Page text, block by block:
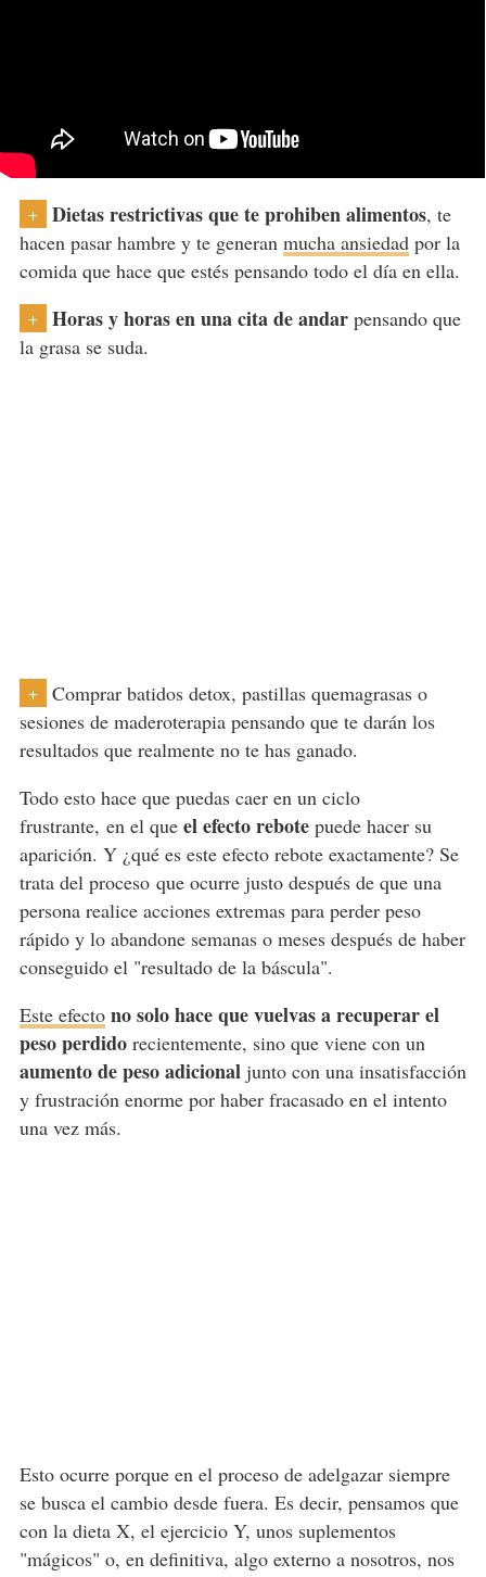
+ Dietas restrictivas que te prohiben alimentos, te
hacen pasar hambre y te generan mucha ansiedadpor la
comida que hace que estés pensando todo el día en ella.
+ Horas y horas en una cita de andarpensando que
la grasa se suda.
+
Comprar batidos detox, pastillas quemagrasas o
sesiones de maderoterapia pensando que te darán los
resultados que realmente no te has ganado.
Todo esto hace que puedas caer en un ciclo
frustrante, en el que el efecto rebotepuede hacer su
aparición. Y ¿qué es este efecto rebote exactamente? Se
trata del proceso que ocurre justo después de que una
persona realice acciones extremas para perder peso
rápido y lo abandone semanas o meses después de haber
conseguido el "resultado de la báscula".
Este efecto no solo hace que vuelvas a recuperar el
peso perdidorecientemente, sino que viene con un
aumento de peso adicionaljunto con una insatisfacción
y frustración enorme por haber fracasado en el intento
una vez más.
Esto ocurre porque en el proceso de adelgazar siempre
se busca el cambio desde fuera. Es decir, pensamos que
con la dieta X, el ejercicio Y, unos suplementos
"mágicos" o, en definitiva, algo externo a nosotros, nos